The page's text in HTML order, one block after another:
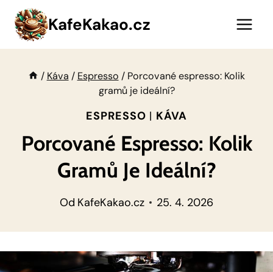
Přeskočit
obsah
KafeKakao.cz
/ Káva / Espresso / Porcované espresso: Kolik
gramů je ideální?
ESPRESSO | KÁVA
Porcované Espresso: Kolik
Gramů Je Ideální?
Od KafeKakao.cz 25. 4. 2026